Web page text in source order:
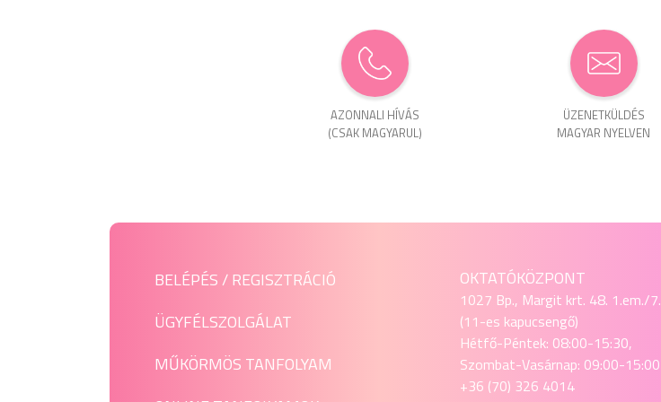
AZONNALI HÍVÁS
(CSAK MAGYARUL)
ÜZENET­KÜLDÉS
MAGYAR NYELVEN
BELÉPÉS / REGISZTRÁCIÓ
ÜGYFÉLSZOLGÁLAT
MŰKÖRMÖS TANFOLYAM
OKTATÓKÖZPONT
1027 Bp., Margit krt. 48. 1.em./7.
(11-es kapucsengő)
Hétfő-Péntek: 08:00-15:30,
Szombat-Vasárnap: 09:00-15:00
+36 (70) 326 4014